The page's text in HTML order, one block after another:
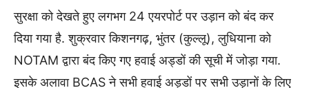
सुरक्षा को देखते हुए लगभग 24 एयरपोर्ट पर उड़ान को बंद कर
दिया गया है. शुक्रवार किशनगढ़, भुंतर (कुल्लू), लुधियाना को
NOTAM द्वारा बंद किए गए हवाई अड्डों की सूची में जोड़ा गया.
इसके अलावा BCAS ने सभी हवाई अड्डों पर सभी उड़ानों के लिए